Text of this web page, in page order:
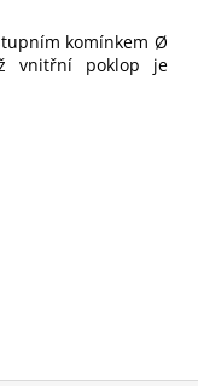
komínkem Ø
vnitřní poklop je